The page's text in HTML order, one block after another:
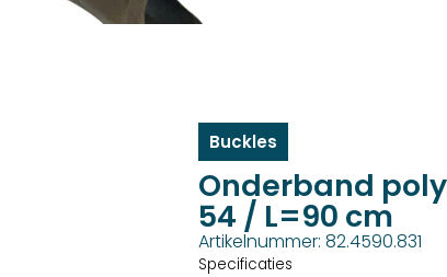
Buckles
Onderband
54 / L=90 cm
Artikelnummer: 82.4590.831
Specificaties